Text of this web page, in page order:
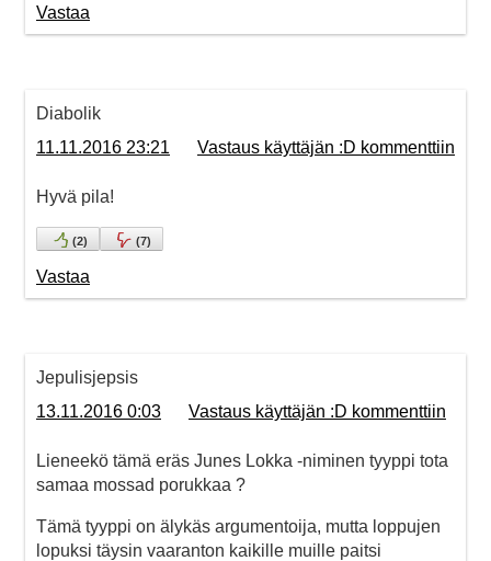
Vastaa
Diabolik
11.11.2016 23:21
Vastaus käyttäjän :D kommenttiin
Hyvä pila!
(2) (7)
Vastaa
Jepulisjepsis
13.11.2016 0:03
Vastaus käyttäjän :D kommenttiin
Lieneekö tämä eräs Junes Lokka -niminen tyyppi tota
samaa mossad porukkaa ?
Tämä tyyppi on älykäs argumentoija, mutta loppujen
lopuksi täysin vaaranton kaikille muille paitsi